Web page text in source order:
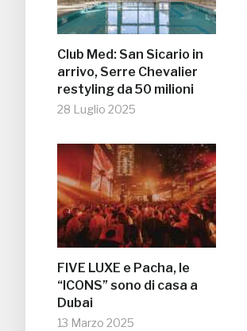
Club Med: San Sicario in
arrivo, Serre Chevalier
restyling da 50 milioni
28 Luglio 2025
FIVE LUXE e Pacha, le
“ICONS” sono di casa a
Dubai
13 Marzo 2025